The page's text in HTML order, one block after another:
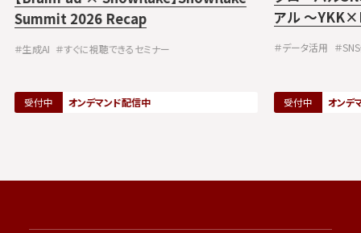
Summit 2026 Recap
＃生成AI ＃すぐに視聴できるセミナー
受付中 オンデマンド配信中
アル ～
＃データ活用 ＃
受付中 オンデ